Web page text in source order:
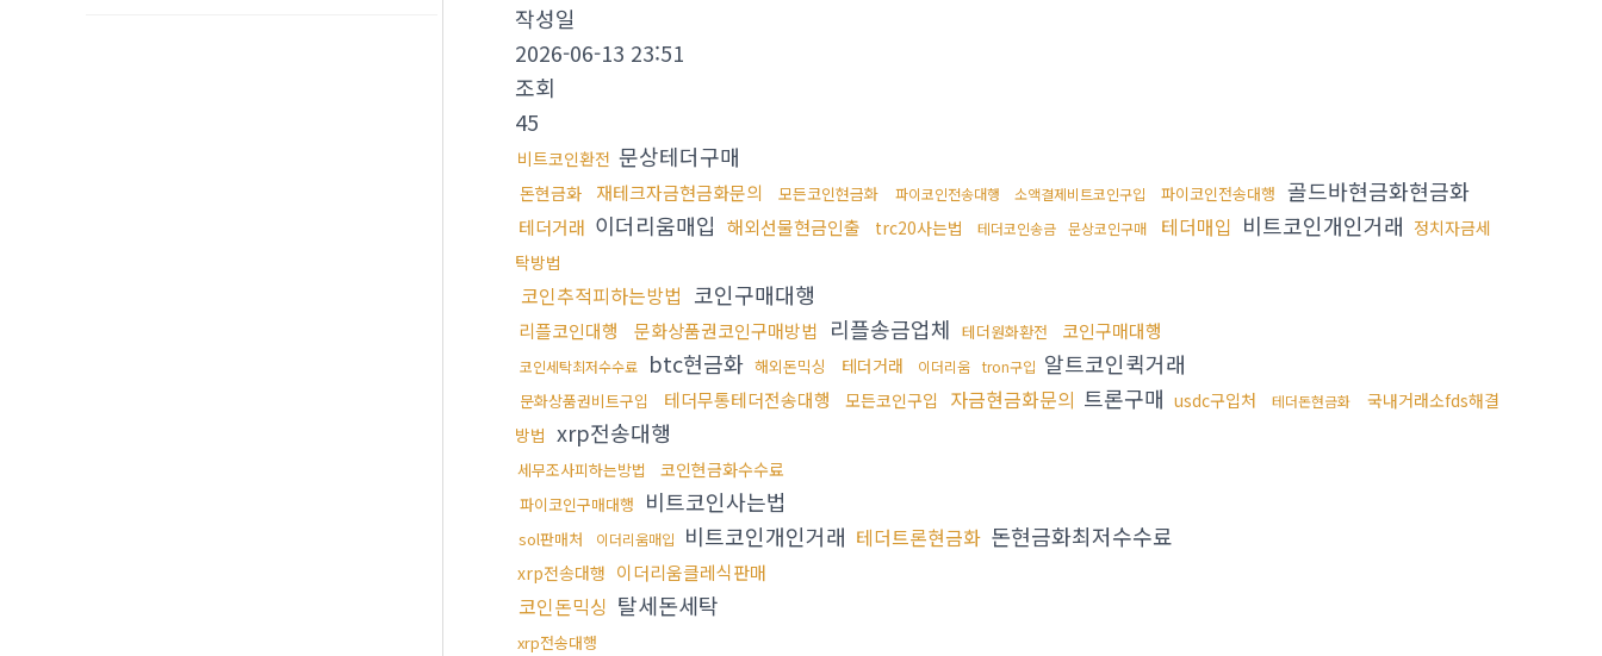
작성일
2026-06-13 23:51
조회
45
비트코인환전 문상테더구매
돈현금화 재테크자금현금화문의 모든코인현금화 파이코인전송대행 소액결제비트코인구입 파이코인전송대행 골드바현금화현금화
테더거래 이더리움매입 해외선물현금인출 trc20사는법 테더코인송금 문상코인구매 테더매입 비트코인개인거래 정치자금세
탁방법
코인추적피하는방법 코인구매대행
리플코인대행 문화상품권코인구매방법 리플송금업체 테더원화환전 코인구매대행
코인세탁최저수수료 btc현금화 해외돈믹싱 테더거래 이더리움 tron구입 알트코인퀵거래
문화상품권비트구입 테더무통테더전송대행 모든코인구입 자금현금화문의 트론구매 usdc구입처 테더돈현금화
국내거래소fds해결
방법 xrp전송대행
세무조사피하는방법 코인현금화수수료
파이코인구매대행 비트코인사는법
sol판매처 이더리움매입 비트코인개인거래 테더트론현금화 돈현금화최저수수료
xrp전송대행 이더리움클레식판매
코인돈믹싱 탈세돈세탁
xrp전송대행